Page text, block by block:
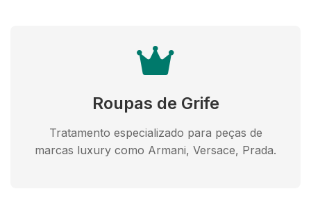
Roupas de Grife
Tratamento especializado para peças de
marcas luxury como Armani, Versace, Prada.